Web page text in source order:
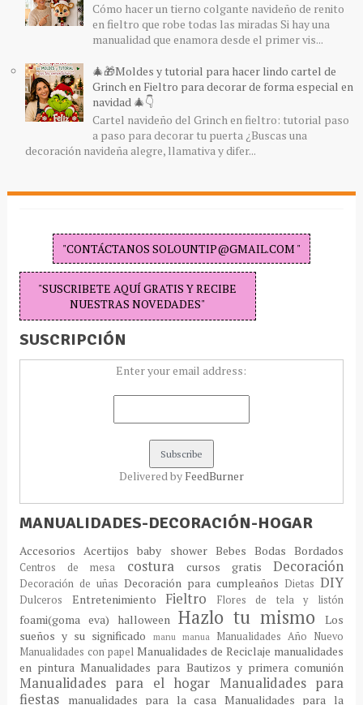
Cómo hacer un tierno colgante navideño de renito
en fieltro que robe todas las miradas Si hay una
manualidad que enamora desde el primer vis...
🎄🎁Moldes y tutorial para hacer lindo cartel de
Grinch en Fieltro para decorar de forma especial en
navidad 🎄👇
Cartel navideño del Grinch en fieltro: tutorial paso
a paso para decorar tu puerta ¿Buscas una
decoración navideña alegre, llamativa y difer...
"CONTÁCTANOS SOLOUNTIP@GMAIL.COM "
"SUSCRIBETE AQUÍ GRATIS Y RECIBE
NUESTRAS NOVEDADES"
SUSCRIPCIÓN
Enter your email address:
Delivered by FeedBurner
MANUALIDADES-DECORACIÓN-HOGAR
AccesoriosAcertijosbaby shower Bebes BodasBordados
Centros de mesa costura cursos gratisDecoración
Decoración de uñas Decoración para cumpleaños DietasDIY
Dulceros Entretenimiento Fieltro Flores de tela y listón
foami(goma eva) halloween Hazlo tu mismoLos
sueños y su significado
manu manua Manualidades Año Nuevo
Manualidades con papel Manualidades de Reciclaje manualidades
en pinturaManualidades para Bautizos y primera comunión
Manualidades para el hogar Manualidades para
fiestas
manualidades para la casa Manualidades para la